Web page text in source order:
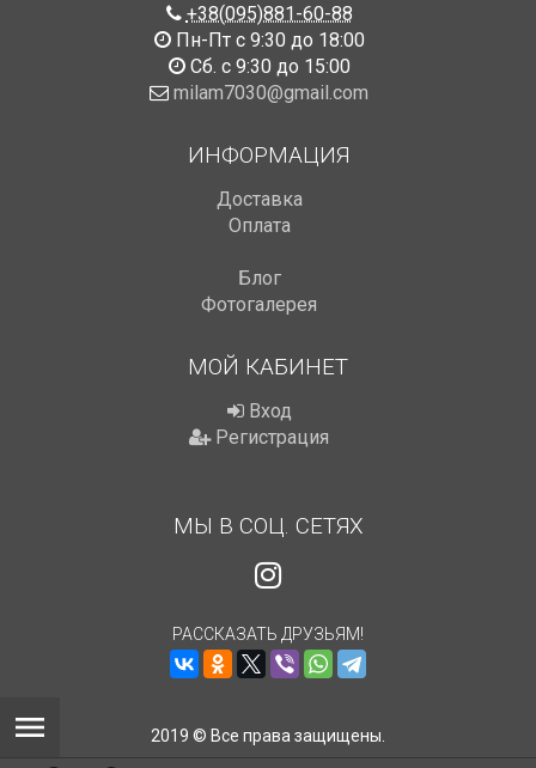
+38(095)881-60-88
Пн-Пт с 9:30 до 18:00
Сб. с 9:30 до 15:00
milam7030@gmail.com
ИНФОРМАЦИЯ
Доставка
Оплата
Блог
Фотогалерея
МОЙ КАБИНЕТ
Вход
Регистрация
МЫ В СОЦ. СЕТЯХ
РАССКАЗАТЬ ДРУЗЬЯМ!
2019 © Все права защищены.